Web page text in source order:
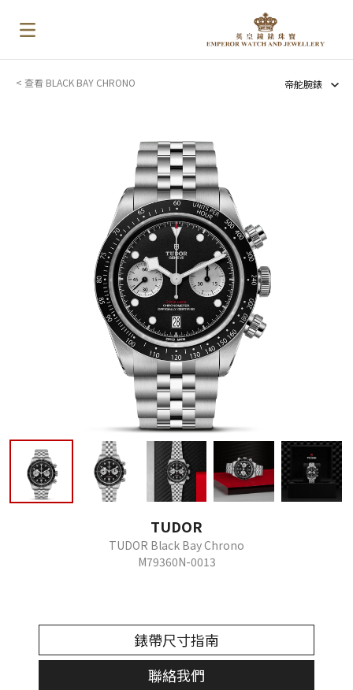
< 查看 BLACK BAY CHRONO 帝舵腕錶
TUDOR
TUDOR Black Bay Chrono
M79360N-0013
錶帶尺寸指南
聯絡我們